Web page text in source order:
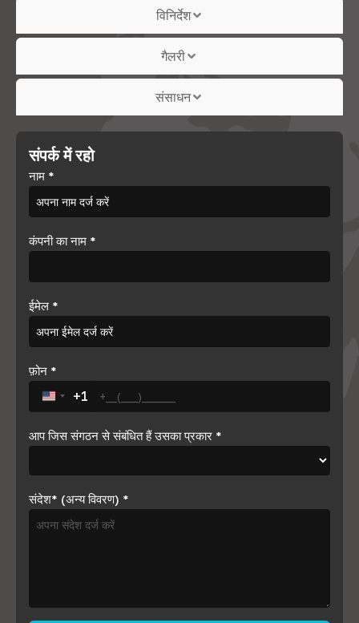
विनिर्देश
गैलरी
संसाधन
संपर्क में रहो
नाम *
कंपनी का नाम *
ईमेल *
फ़ोन *
United States +1
+1
आप जिस संगठन से संबंधित हैं उसका प्रकार *
संदेश* (अन्य विवरण) *